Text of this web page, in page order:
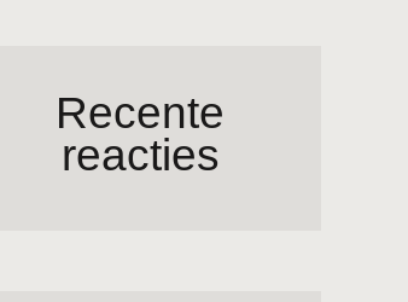
Recente
reacties